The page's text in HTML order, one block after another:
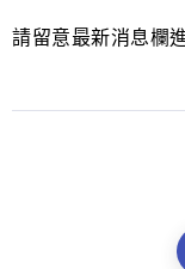
請留意最新消息欄